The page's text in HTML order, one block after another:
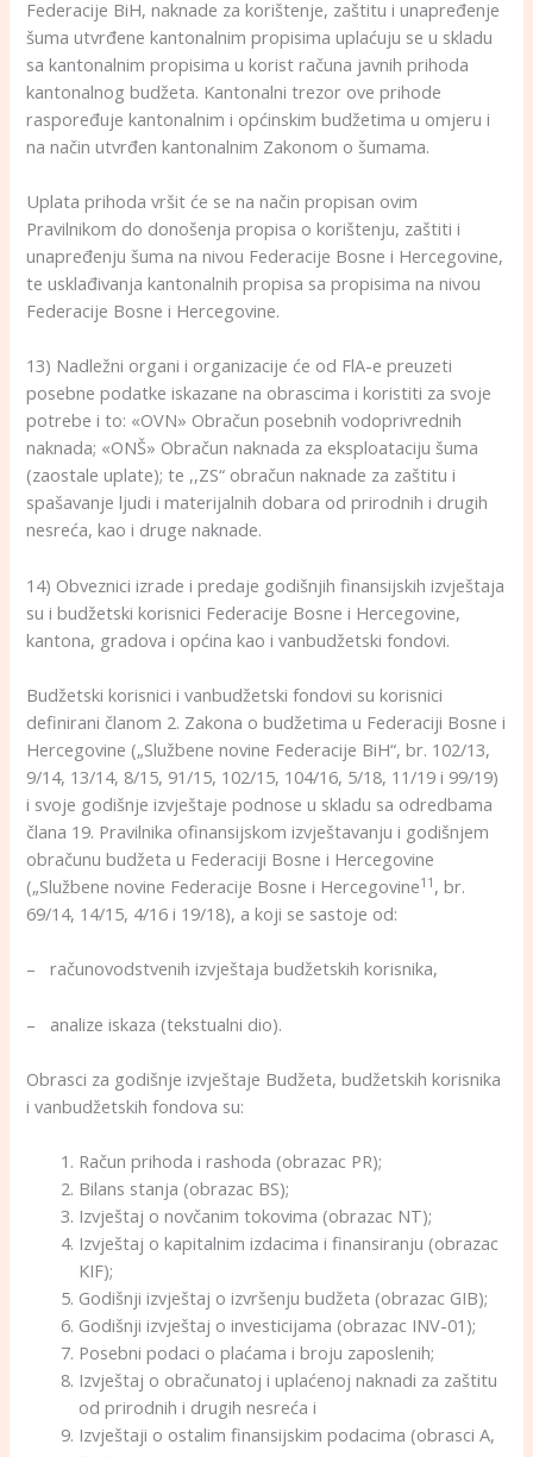
Federacije BiH, naknade za korištenje, zaštitu i unapređenje
šuma utvrđene kantonalnim propisima uplaćuju se u skladu
sa kantonalnim propisima u korist računa javnih prihoda
kantonalnog budžeta. Kantonalni trezor ove prihode
raspoređuje kantonalnim i općinskim budžetima u omjeru i
na način utvrđen kantonalnim Zakonom o šumama.
Uplata prihoda vršit će se na način propisan ovim
Pravilnikom do donošenja propisa o korištenju, zaštiti i
unapređenju šuma na nivou Federacije Bosne i Hercegovine,
te usklađivanja kantonalnih propisa sa propisima na nivou
Federacije Bosne i Hercegovine.
13) Nadležni organi i organizacije će od FlA-e preuzeti
posebne podatke iskazane na obrascima i koristiti za svoje
potrebe i to: «OVN» Obračun posebnih vodoprivrednih
naknada; «ONŠ» Obračun naknada za eksploataciju šuma
(zaostale uplate); te ,,ZS“ obračun naknade za zaštitu i
spašavanje ljudi i materijalnih dobara od prirodnih i drugih
nesreća, kao i druge naknade.
14) Obveznici izrade i predaje godišnjih finansijskih izvještaja
su i budžetski korisnici Federacije Bosne i Hercegovine,
kantona, gradova i općina kao i vanbudžetski fondovi.
Budžetski korisnici i vanbudžetski fondovi su korisnici
definirani članom 2. Zakona o budžetima u Federaciji Bosne i
Hercegovine („Službene novine Federacije BiH“, br. 102/13,
9/14, 13/14, 8/15, 91/15, 102/15, 104/16, 5/18, 11/19 i 99/19)
i svoje godišnje izvještaje podnose u skladu sa odredbama
člana 19. Pravilnika ofinansijskom izvještavanju i godišnjem
obračunu budžeta u Federaciji Bosne i Hercegovine
(„Službene novine Federacije Bosne i Hercegovine11 , br.
69/14, 14/15, 4/16 i 19/18), a koji se sastoje od:
– računovodstvenih izvještaja budžetskih korisnika,
– analize iskaza (tekstualni dio).
Obrasci za godišnje izvještaje Budžeta, budžetskih korisnika
i vanbudžetskih fondova su:
Račun prihoda i rashoda (obrazac PR);
Bilans stanja (obrazac BS);
Izvještaj o novčanim tokovima (obrazac NT);
Izvještaj o kapitalnim izdacima i finansiranju (obrazac
KIF);
Godišnji izvještaj o izvršenju budžeta (obrazac GIB);
Godišnji izvještaj o investicijama (obrazac INV-01);
Posebni podaci o plaćama i broju zaposlenih;
Izvještaj o obračunatoj i uplaćenoj naknadi za zaštitu
od prirodnih i drugih nesreća i
Izvještaji o ostalim finansijskim podacima (obrasci A,